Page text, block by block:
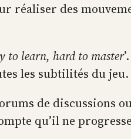
réaliser des
to learn, hard to master
les subtilités du jeu.
de discussions
qu’il ne